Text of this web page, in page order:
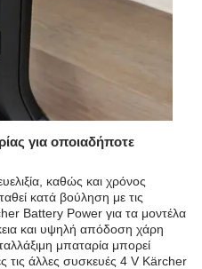
για οποιαδήποτε
καθώς και χρόνος
κατά βούληση με τις
Battery Power για τα μοντέλα
και υψηλή απόδοση χάρη
μπαταρία μπορεί
τις άλλες συσκευές 4 V Kärcher